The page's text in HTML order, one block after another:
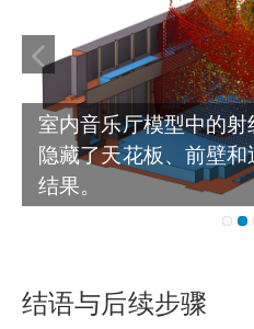
室内音乐厅模型中的
隐藏了天花板、前壁
结果。
结语与后续步骤